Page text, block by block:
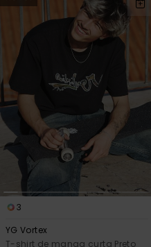
mais
nosso
as
3
YG Vortex
T-shirt de manga curta Preto